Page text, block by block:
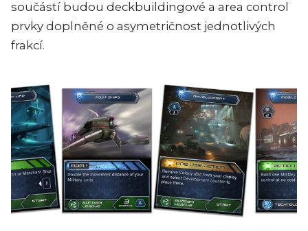
součástí budou deckbuildingové a area control
prvky doplněné o asymetričnost jednotlivých
frakcí.